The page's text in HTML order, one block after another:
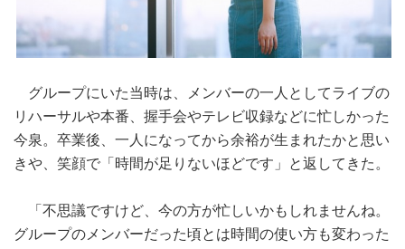
グループにいた当時は、メンバーの一人としてライブの
リハーサルや本番、握手会やテレビ収録などに忙しかった
今泉。卒業後、一人になってから余裕が生まれたかと思い
きや、笑顔で「時間が足りないほどです」と返してきた。
「不思議ですけど、今の方が忙しいかもしれませんね。
グループのメンバーだった頃とは時間の使い方も変わった